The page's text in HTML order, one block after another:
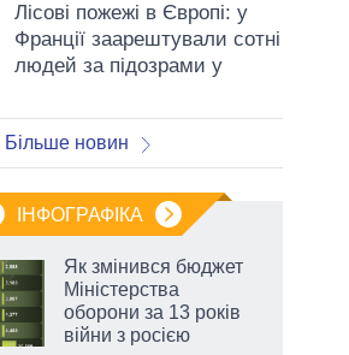
Лісові пожежі в Європі: у
Франції заарештували сотні
людей за підозрами у
Більше новин
ІНФОГРАФІКА
Як змінився бюджет
Міністерства
оборони за 13 років
війни з росією